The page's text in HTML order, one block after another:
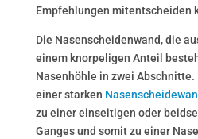
Empfehlungen mitentscheiden
Die Nasenscheidenwand, die
einem knorpeligen Anteil
Nasenhöhle in zwei Abschnitte.
einer starken
zu einer einseitigen oder
Ganges und somit zu einer